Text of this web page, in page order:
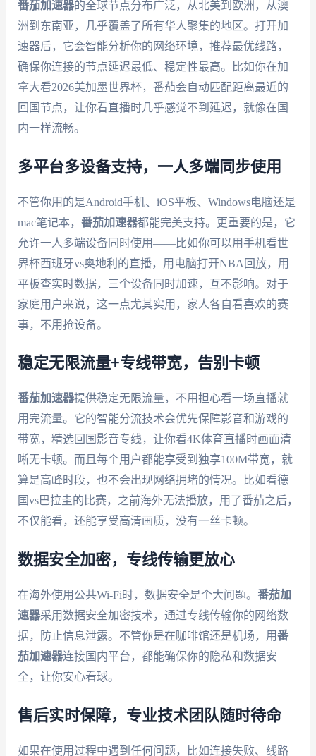
番茄加速器的全球节点分布广泛，从北美到欧洲，从澳
洲到东南亚，几乎覆盖了所有华人聚集的地区。打开加
速器后，它会智能分析你的网络环境，推荐最优线路，
确保你连接的节点延迟最低、稳定性最高。比如你在加
拿大看2026美加墨世界杯，番茄会自动匹配距离最近的
回国节点，让你看直播时几乎感觉不到延迟，就像在国
内一样流畅。
多平台多设备支持，一人多端同步使用
不管你用的是Android手机、iOS平板、Windows电脑还是
mac笔记本， 番茄加速器都能完美支持。更重要的是，它
允许一人多端设备同时使用——比如你可以用手机看世
界杯西班牙vs奥地利的直播，用电脑打开NBA回放，用
平板查实时数据，三个设备同时加速，互不影响。对于
家庭用户来说，这一点尤其实用，家人各自看喜欢的赛
事，不用抢设备。
稳定无限流量+专线带宽，告别卡顿
番茄加速器提供稳定无限流量，不用担心看一场直播就
用完流量。它的智能分流技术会优先保障影音和游戏的
带宽，精选回国影音专线，让你看4K体育直播时画面清
晰无卡顿。而且每个用户都能享受到独享100M带宽，就
算是高峰时段，也不会出现网络拥堵的情况。比如看德
国vs巴拉圭的比赛，之前海外无法播放，用了番茄之后，
不仅能看，还能享受高清画质，没有一丝卡顿。
数据安全加密，专线传输更放心
在海外使用公共Wi-Fi时，数据安全是个大问题。 番茄加
速器采用数据安全加密技术，通过专线传输你的网络数
据，防止信息泄露。不管你是在咖啡馆还是机场，用番
茄加速器连接国内平台，都能确保你的隐私和数据安
全，让你安心看球。
售后实时保障，专业技术团队随时待命
如果在使用过程中遇到任何问题，比如连接失败、线路